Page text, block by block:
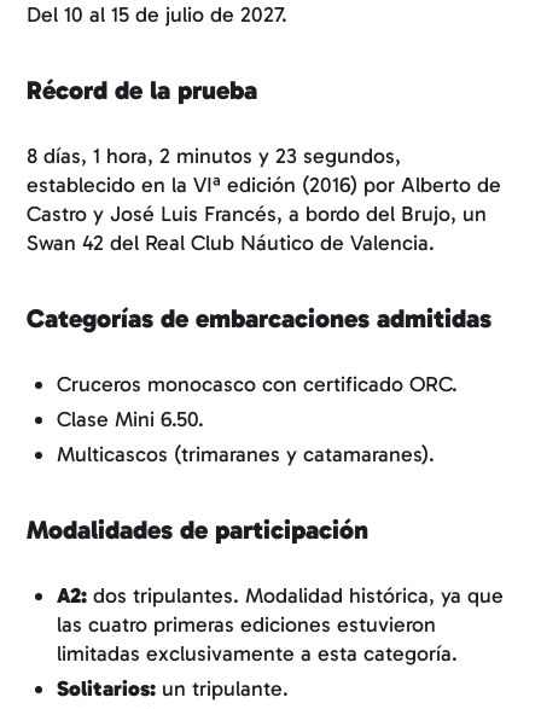
Del 10 al 15 de julio de 2027.
Récord de la prueba
8 días, 1 hora, 2 minutos y 23 segundos,
establecido en la VIª edición (2016) por Alberto de
Castro y José Luis Francés, a bordo del Brujo, un
Swan 42 del Real Club Náutico de Valencia.
Categorías de embarcaciones admitidas
Cruceros monocasco con certificado ORC.
Clase Mini 6.50.
Multicascos (trimaranes y catamaranes).
Modalidades de participación
A2: dos tripulantes. Modalidad histórica, ya que
las cuatro primeras ediciones estuvieron
limitadas exclusivamente a esta categoría.
Solitarios: un tripulante.